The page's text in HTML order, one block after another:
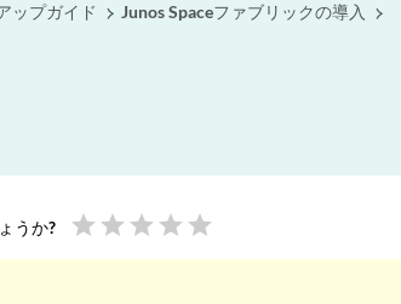
ップガイド Junos Spaceファブリックの導入
うか? star star star star star